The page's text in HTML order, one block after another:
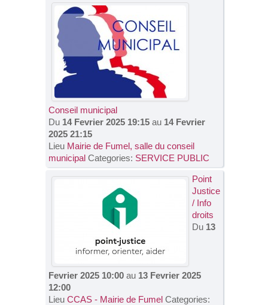
Conseil municipal
Du 14 Fevrier 2025 19:15 au 14 Fevrier
2025 21:15
Lieu Mairie de Fumel, salle du conseil
municipal Categories: SERVICE PUBLIC
Point
Justice
/ Info
droits
Du 13
Fevrier 2025 10:00 au 13 Fevrier 2025
12:00
Lieu CCAS - Mairie de Fumel Categories: